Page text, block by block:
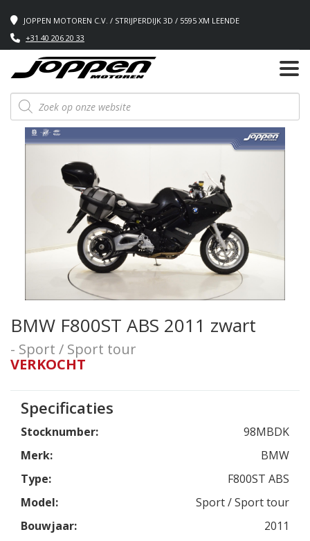
JOPPEN MOTOREN C.V. / STRIJPERDIJK 3D / 5595 XM LEENDE
+31 40 206 20 33
Producten
zoeken
BMW F800ST ABS 2011 zwart
- Sport / Sport tour
VERKOCHT
Specificaties
Stocknumber:
98MBDK
Merk:
BMW
Type:
F800ST ABS
Model:
Sport / Sport tour
Bouwjaar:
2011